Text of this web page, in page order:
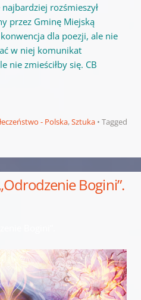
rozśmieszył
przez Gminę Miejską
dla poezji, ale nie
w niej komunikat
nie zmieściłby się. CB
- Polska,Sztuka
Tagged
Bogini”.